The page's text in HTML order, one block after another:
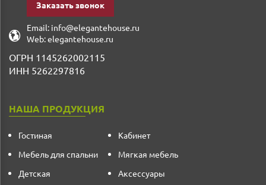
Заказать звонок
Email: info@elegantehouse.ru
Web:elegantehouse.ru
ОГРН 1145262002115
ИНН 5262297816
НАША ПРОДУКЦИЯ
Гостиная
Мебель для спальни
Детская
Кабинет
Мягкая мебель
Аксессуары